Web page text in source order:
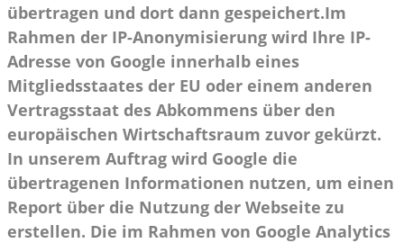
übertragen und dort dann gespeichert.Im
Rahmen der IP-Anonymisierung wird Ihre IP-
Adresse von Google innerhalb eines
Mitgliedsstaates der EU oder einem anderen
Vertragsstaat des Abkommens über den
europäischen Wirtschaftsraum zuvor gekürzt.
In unserem Auftrag wird Google die
übertragenen Informationen nutzen, um einen
Report über die Nutzung der Webseite zu
erstellen. Die im Rahmen von Google Analytics